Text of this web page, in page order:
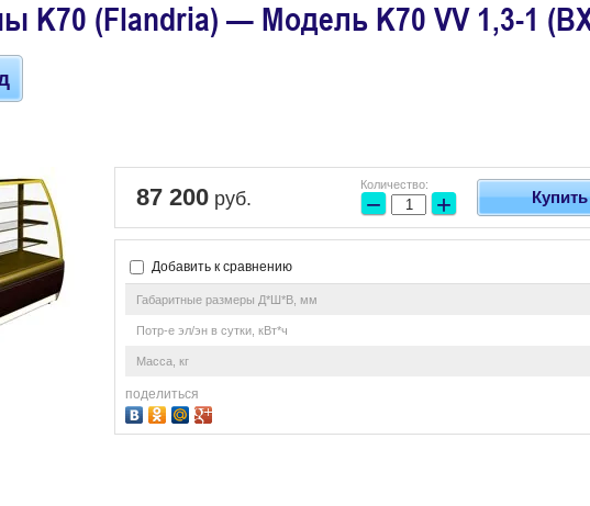
K70 (Flandria) — Модель K70 VV 1,3-1
87 200 руб.
Количество:
− + Купить
Добавить к сравнению
Габаритные размеры Д*Ш*В, мм
Потр-е эл/эн в сутки, кВт*ч
Масса, кг
поделиться